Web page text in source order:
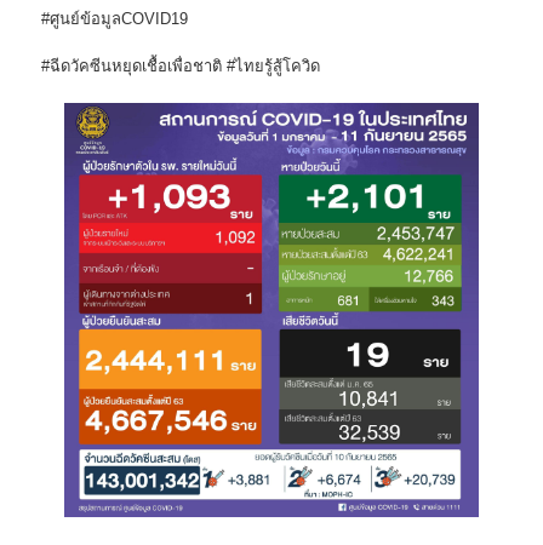
#ศูนย์ข้อมูลCOVID19
#ฉีดวัคซีนหยุดเชื้อเพื่อชาติ #ไทยรู้สู้โควิด